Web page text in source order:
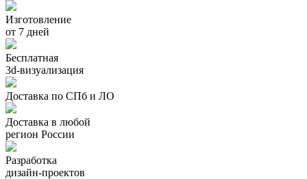
Изготовление
от 7 дней
Бесплатная
3d-визуализация
Доставка по СПб и ЛО
Доставка в любой
регион России
Разработка
дизайн-проектов